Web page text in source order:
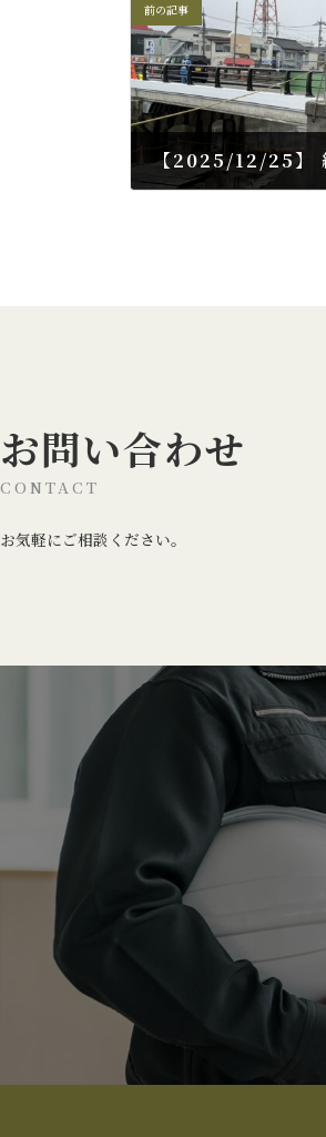
前の記事
お問い合わせ
CONTACT
お気軽にご相談ください。